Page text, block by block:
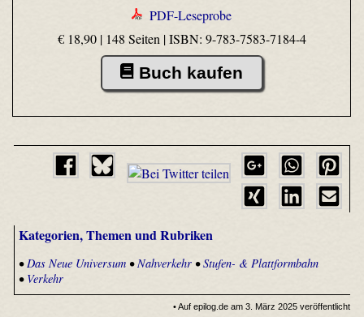
PDF-Leseprobe
€ 18,90 | 148 Seiten |ISBN: 9-783-7583-7184-4
Buch kaufen
Kategorien, Themen und Rubriken
•Das Neue Universum•Nahverkehr•Stufen- & Plattformbahn
• Verkehr
• Auf epilog.de am 3. März 2025 veröffentlicht